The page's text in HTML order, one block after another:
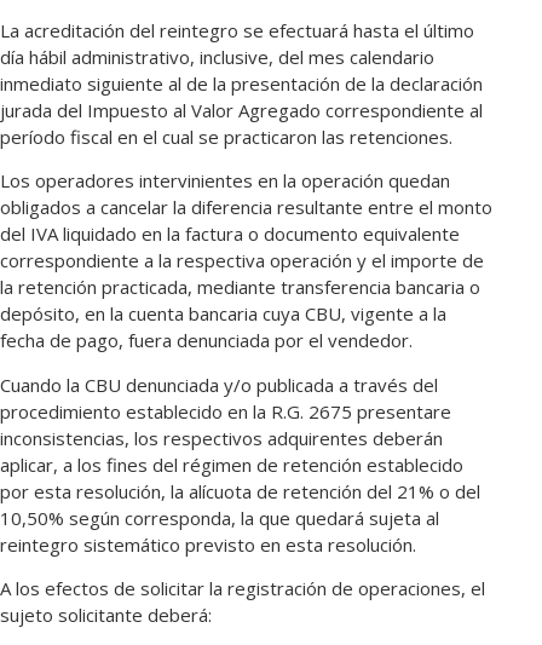
La acreditación del reintegro se efectuará hasta el último
día hábil administrativo, inclusive, del mes calendario
inmediato siguiente al de la presentación de la declaración
jurada del Impuesto al Valor Agregado correspondiente al
período fiscal en el cual se practicaron las retenciones.
Los operadores intervinientes en la operación quedan
obligados a cancelar la diferencia resultante entre el monto
del IVA liquidado en la factura o documento equivalente
correspondiente a la respectiva operación y el importe de
la retención practicada, mediante transferencia bancaria o
depósito, en la cuenta bancaria cuya CBU, vigente a la
fecha de pago, fuera denunciada por el vendedor.
Cuando la CBU denunciada y/o publicada a través del
procedimiento establecido en la R.G. 2675 presentare
inconsistencias, los respectivos adquirentes deberán
aplicar, a los fines del régimen de retención establecido
por esta resolución, la alícuota de retención del 21% o del
10,50% según corresponda, la que quedará sujeta al
reintegro sistemático previsto en esta resolución.
A los efectos de solicitar la registración de operaciones, el
sujeto solicitante deberá: